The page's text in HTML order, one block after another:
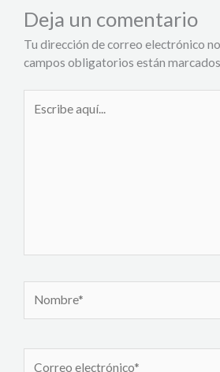
Deja un comentario
Tu dirección de correo electrónico
campos obligatorios están
aquí...